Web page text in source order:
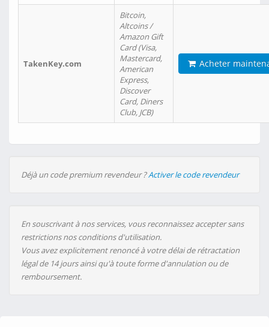
TakenKey.com
Bitcoin,
Altcoins /
Amazon Gift
Card (Visa,
Mastercard,
American
Express,
Discover
Card, Diners
Club, JCB)
Acheter
Déjà un code premium revendeur ?Activer le code revendeur
En souscrivant à nos services, vous reconnaissez accepter sans
restrictions nos conditions d'utilisation.
Vous avez explicitement renoncé à votre délai de rétractation
légal de 14 jours ainsi qu'à toute forme d'annulation ou de
remboursement.